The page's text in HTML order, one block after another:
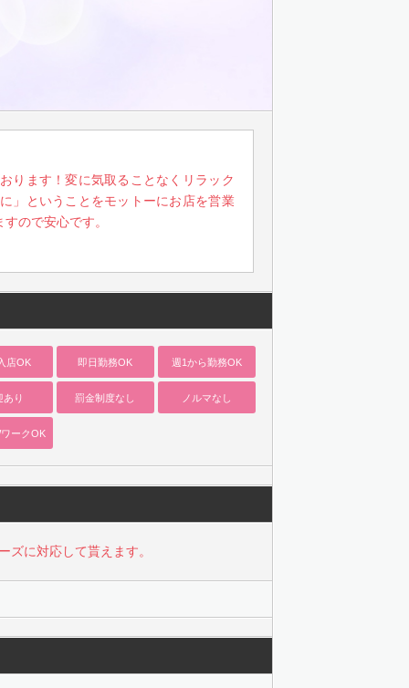
ります！変に気取ることなくリラック
」ということをモットーにお店を営業
ので安心です。
店OK 即日勤務OK 週1から勤務OK
あり 罰金制度なし ノルマなし
ークOK
ズに対応して貰えます。